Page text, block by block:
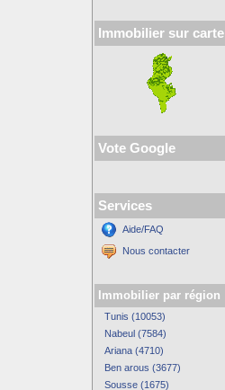
Immobilier sur carte
Vote Google
Services
Aide/FAQ
Nous contacter
Immobilier par région
Tunis (10053)
Nabeul (7584)
Ariana (4710)
Ben arous (3677)
Sousse (1675)